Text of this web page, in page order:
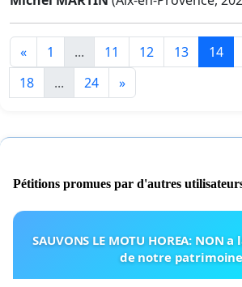
« 1 ... 11 12 13 14
18
... 24 »
Pétitions promues par d'autres
SAUVONS LE MOTU HOREA: NON
de notre patrimoine